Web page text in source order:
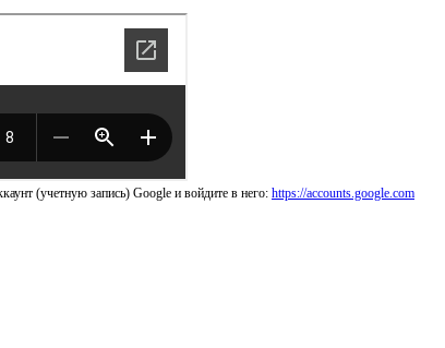
(учетную запись) Google и войдите в него: https://accounts.google.com